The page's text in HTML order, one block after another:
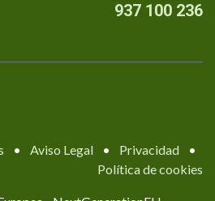
937 100 236
• Aviso Legal • Privacidad
•
Política de cookies